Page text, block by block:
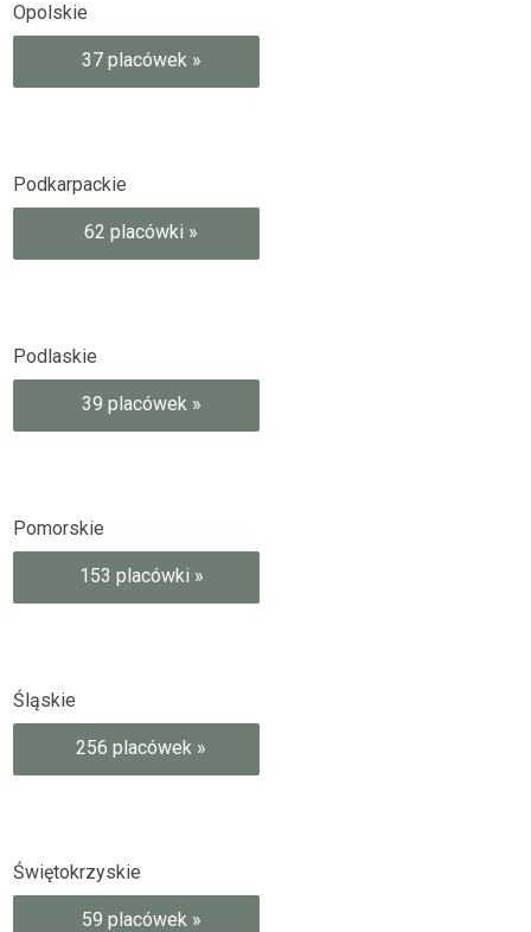
Opolskie
37 placówek »
Podkarpackie
62 placówki »
Podlaskie
39 placówek »
Pomorskie
153 placówki »
Śląskie
256 placówek »
Świętokrzyskie
59 placówek »